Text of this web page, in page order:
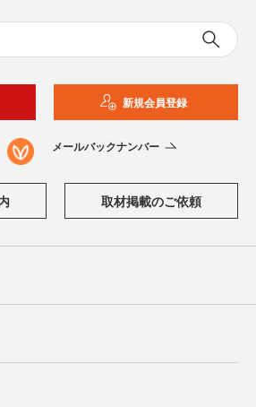
新規会員登録
メールバックナンバー
取材掲載のご依頼